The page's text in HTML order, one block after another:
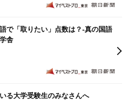
で「取りたい」点数は？‐真の国語
舎
る大学受験生のみなさんへ